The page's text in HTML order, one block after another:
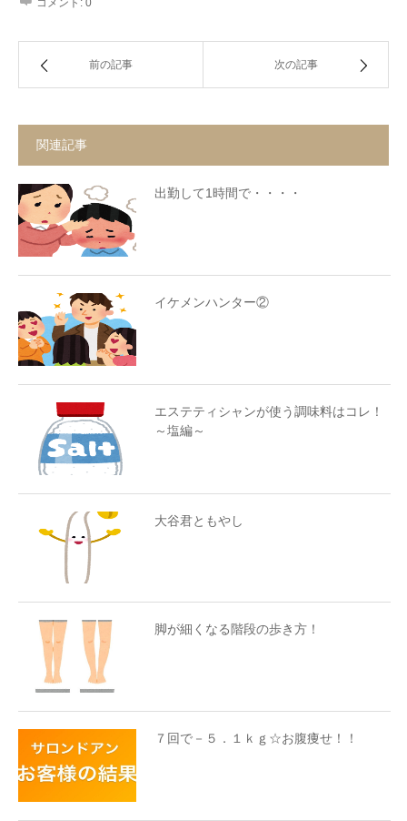
コメント: 0
前の記事 次の記事
関連記事
出勤して1時間で・・・・
イケメンハンター②
エステティシャンが使う調味料はコレ！
～塩編～
大谷君ともやし
脚が細くなる階段の歩き方！
７回で－５．１ｋｇ☆お腹痩せ！！